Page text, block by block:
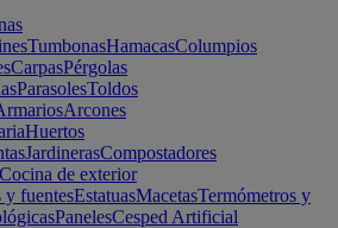
TumbonasHamacasColumpios
CarpasPérgolas
ParasolesToldos
Arcones
Huertos
JardinerasCompostadores
Cocina de exterior
y fuentesEstatuasMacetasTermómetros y
PanelesCesped Artificial